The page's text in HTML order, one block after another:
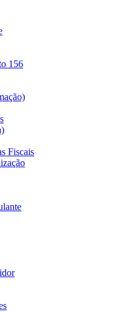
156
Fiscais